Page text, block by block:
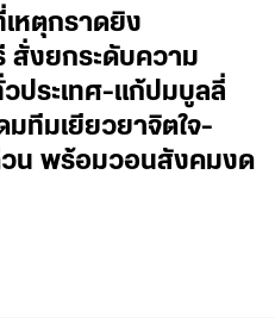
หตุกราดยิง
สั่งยกระดับความ
ประเทศ-แก้ปมบูลลี่
มทีมเยียวยาจิตใจ-
วน พร้อมวอนสังคมงด